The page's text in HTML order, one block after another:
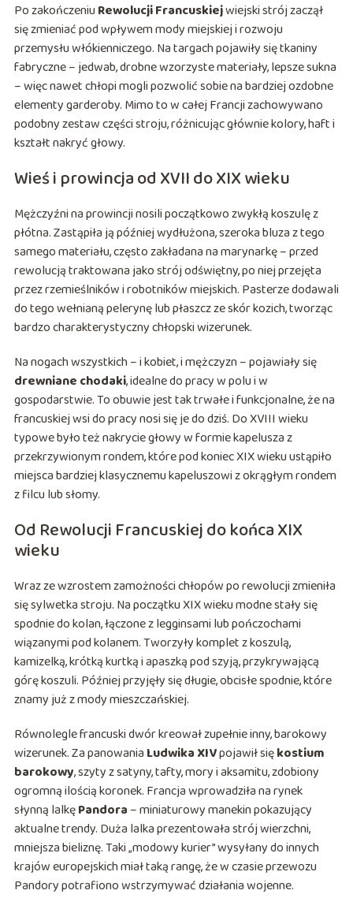
Po zakończeniuRewolucji Francuskiejwiejski strój zaczął
się zmieniać pod wpływem mody miejskiej i rozwoju
przemysłu włókienniczego. Na targach pojawiły się tkaniny
fabryczne – jedwab, drobne wzorzyste materiały, lepsze sukna
– więc nawet chłopi mogli pozwolić sobie na bardziej ozdobne
elementy garderoby. Mimo to w całej Francji zachowywano
podobny zestaw części stroju, różnicując głównie kolory, haft i
kształt nakryć głowy.
Wieś i prowincja od XVII do XIX wieku
Mężczyźni na prowincji nosili początkowo zwykłą koszulę z
płótna. Zastąpiła ją później wydłużona, szeroka bluza z tego
samego materiału, często zakładana na marynarkę – przed
rewolucją traktowana jako strój odświętny, po niej przejęta
przez rzemieślników i robotników miejskich. Pasterze dodawali
do tego wełnianą pelerynę lub płaszcz ze skór kozich, tworząc
bardzo charakterystyczny chłopski wizerunek.
Na nogach wszystkich – i kobiet, i mężczyzn – pojawiały się
drewniane chodaki, idealne do pracy w polu i w
gospodarstwie. To obuwie jest tak trwałe i funkcjonalne, że na
francuskiej wsi do pracy nosi się je do dziś. Do XVIII wieku
typowe było też nakrycie głowy w formie kapelusza z
przekrzywionym rondem, które pod koniec XIX wieku ustąpiło
miejsca bardziej klasycznemu kapeluszowi z okrągłym rondem
z filcu lub słomy.
Od Rewolucji Francuskiej do końca XIX
wieku
Wraz ze wzrostem zamożności chłopów po rewolucji zmieniła
się sylwetka stroju. Na początku XIX wieku modne stały się
spodnie do kolan, łączone z legginsami lub pończochami
wiązanymi pod kolanem. Tworzyły komplet z koszulą,
kamizelką, krótką kurtką i apaszką pod szyją, przykrywającą
górę koszuli. Później przyjęły się długie, obcisłe spodnie, które
znamy już z mody mieszczańskiej.
Równolegle francuski dwór kreował zupełnie inny, barokowy
wizerunek. Za panowania Ludwika XIVpojawił siękostium
barokowy, szyty z satyny, tafty, mory i aksamitu, zdobiony
ogromną ilością koronek. Francja wprowadziła na rynek
słynną lalkęPandora – miniaturowy manekin pokazujący
aktualne trendy. Duża lalka prezentowała strój wierzchni,
mniejsza bieliznę. Taki „modowy kurier” wysyłany do innych
krajów europejskich miał taką rangę, że w czasie przewozu
Pandory potrafiono wstrzymywać działania wojenne.